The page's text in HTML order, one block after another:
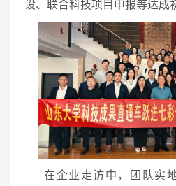
设、联合科技项目申报等达成
在企业走访中，团队实